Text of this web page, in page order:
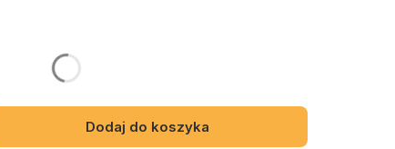
różnić się ceną
Dodaj do koszyka